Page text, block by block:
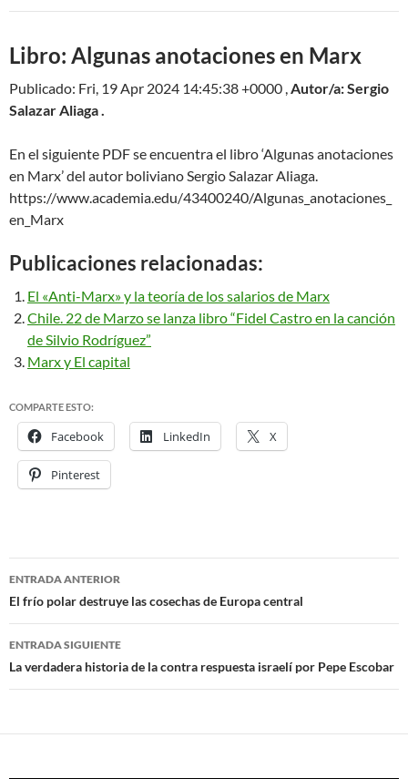
Libro: Algunas anotaciones en Marx
Publicado: Fri, 19 Apr 2024 14:45:38 +0000 ,Autor/a: Sergio
Salazar Aliaga .
En el siguiente PDF se encuentra el libro ‘Algunas anotaciones
en Marx’ del autor boliviano Sergio Salazar Aliaga.
https://www.academia.edu/43400240/Algunas_anotaciones_
en_Marx
Publicaciones relacionadas:
El «Anti-Marx» y la teoría de los salarios de Marx
Chile. 22 de Marzo se lanza libro “Fidel Castro en la canción
de Silvio Rodríguez”
Marx y El capital
COMPARTE ESTO:
Facebook LinkedIn X
Pinterest
Navegación
de
entradas
ENTRADA ANTERIOR
El frío polar destruye las cosechas de Europa central
ENTRADA SIGUIENTE
La verdadera historia de la contra respuesta israelí por Pepe Escobar